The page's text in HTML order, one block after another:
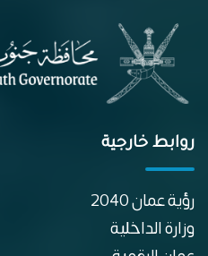
روابط خارجية
رؤية عمان 2040
وزارة الداخلية